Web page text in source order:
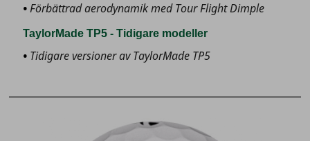
Förbättrad aerodynamik med Tour Flight Dimple
TaylorMade TP5 - Tidigare modeller
Tidigare versioner av TaylorMade TP5